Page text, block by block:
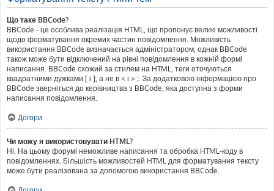
Що таке BBCode?
BBCode - це особлива реалізація HTML, що пропонує великі можливості
щодо форматування окремих частин повідомлення. Можливість
використання BBCode визначається адміністратором, однак BBCode
також може бути відключений на рівні повідомлення в кожній формі
написання. BBCode схожий за стилем на HTML, теги оточуються
квадратними дужками [ і ], а не в < і > ;. За додатковою інформацією про
BBCode зверніться до керівництва з BBCode, яка доступна з форми
написання повідомлення.
Догори
Чи можу я використовувати HTML?
Ні. На цьому форумі неможливе написання та обробка HTML-коду в
повідомленнях. Більшість можливостей HTML для форматування тексту
може бути реалізована за допомогою використання BBCode.